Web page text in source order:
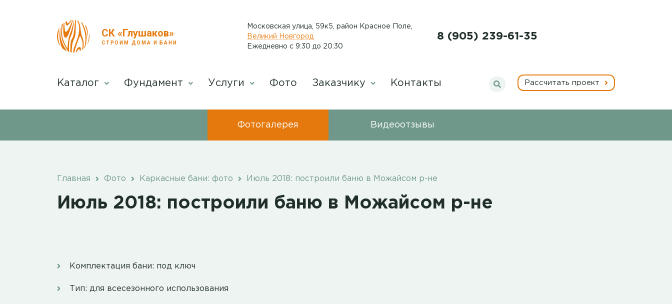
СК «Глушаков»
СТРОИМ ДОМА И БАНИ
Московская улица, 59к5, район Красное Поле
Великий Новгород
Ежедневно с 9:30 до 20:30
8 (905) 239-61-35
Каталог Фундамент Услуги Фото Заказчику Контакты Рассчитать проект
Фотогалерея Видеоотзывы
Главная Фото Каркасные бани: фото Июль 2018: построили баню в Можайсом р-не
Июль 2018: построили баню в Можайсом р-не
Комплектация бани: под ключ
Тип: для всесезонного использования